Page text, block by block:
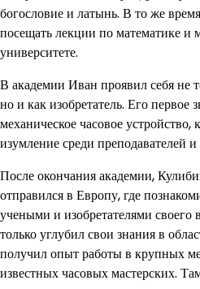
богословие и латынь. В то же
посещать лекции по математике и
университете.
В академии Иван проявил себя не
но и как изобретатель. Его первое
механическое часовое устройство,
изумление среди преподавателей
После окончания академии,
отправился в Европу, где
учеными и изобретателями
только углубил свои знания в
получил опыт работы в крупных
известных часовых мастерских.